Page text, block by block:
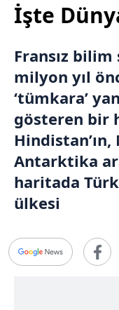
İşte
Fransız
milyon yıl
‘tümkara’
gösteren bir
Antarktika
haritada
ülkesi